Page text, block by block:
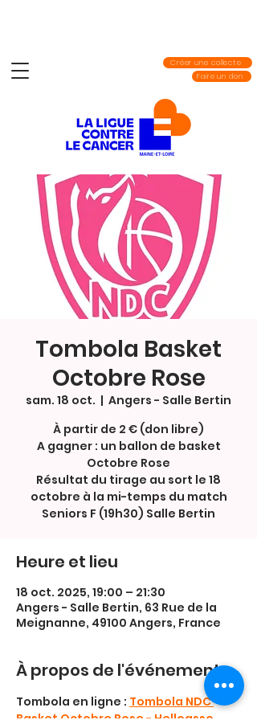
Créer une collecte
Faire un don
Tombola Basket
Octobre Rose
sam. 18 oct.
  |
Angers - Salle Bertin
À partir de 2 € (don libre)
A gagner : un ballon de basket
Octobre Rose
Résultat du tirage au sort le 18
octobre à la mi-temps du match
Seniors F (19h30) Salle Bertin
Heure et lieu
18 oct. 2025, 19:00 – 21:30
Angers - Salle Bertin, 63 Rue de la
Meignanne, 49100 Angers, France
À propos de l'événement
Tombola en ligne : Tombola NDC